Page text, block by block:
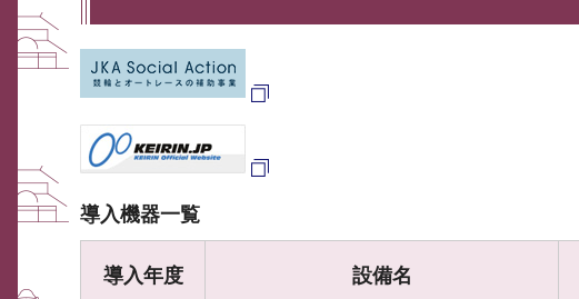
導入機器一覧
導入年度 設備名